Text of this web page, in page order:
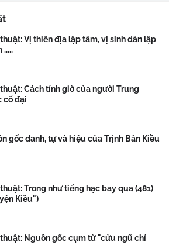
Vị thiên địa lập tâm, vị sinh dân lập
.....
thuật: Cách tính giờ của người Trung
cổ đại
gốc danh, tự và hiệu của Trịnh Bản Kiều
Trong như tiếng hạc bay qua (481)
Kiều")
thuật: Nguồn gốc cụm từ "cửu ngũ chí